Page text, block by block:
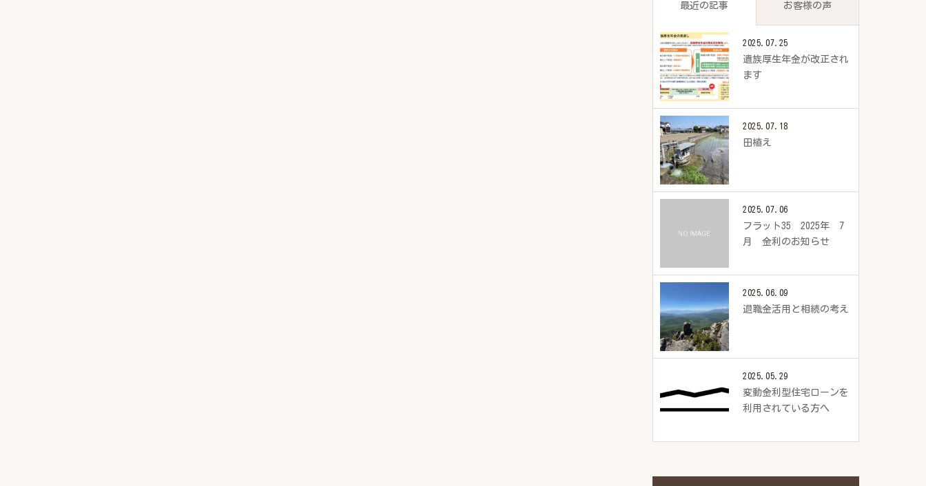
最近の記事 お客様の声
2025.07.25
遺族厚生年金が改正され
ます
2025.07.18
田植え
2025.07.06
フラット35 2025年 7
月 金利のお知らせ
2025.06.09
退職金活用と相続の考え
2025.05.29
変動金利型住宅ローンを
利用されている方へ